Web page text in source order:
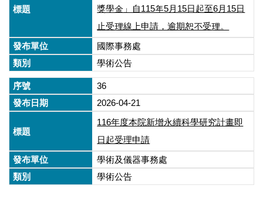
獎學金」自115年5月15日起至6月15日
止受理線上申請，逾期恕不受理。
國際事務處
學術公告
36
2026-04-21
116年度本院新增永續科學研究計畫即
日起受理申請
學術及儀器事務處
學術公告